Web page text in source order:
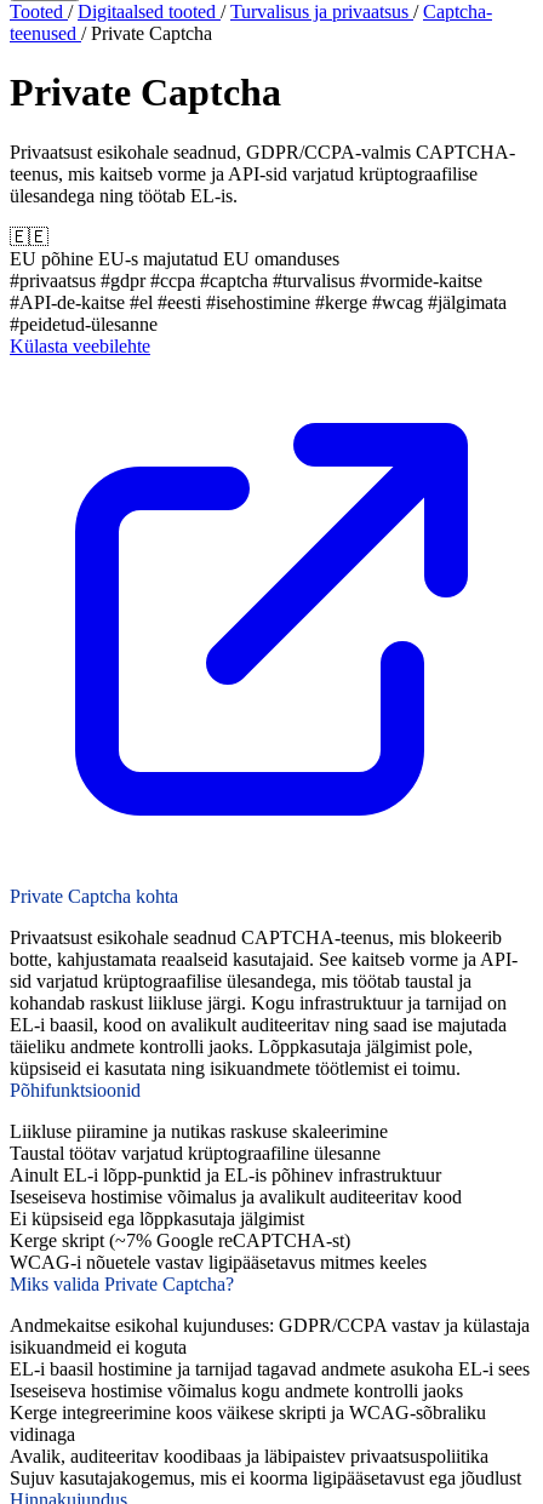
Tooted / Digitaalsed tooted / Turvalisus ja privaatsus / Captcha-
teenused / Private Captcha
Private Captcha
Privaatsust esikohale seadnud, GDPR/CCPA-valmis CAPTCHA-
teenus, mis kaitseb vorme ja API-sid varjatud krüptograafilise
ülesandega ning töötab EL-is.
🇪🇪
EU põhine EU-s majutatud EU omanduses
#privaatsus #gdpr#ccpa #captcha #turvalisus #vormide-kaitse
#API-de-kaitse #el #eesti #isehostimine #kerge #wcag #jälgimata
#peidetud-ülesanne
Külasta veebilehte
Private Captcha kohta
Privaatsust esikohale seadnud CAPTCHA-teenus, mis blokeerib
botte, kahjustamata reaalseid kasutajaid. See kaitseb vorme ja API-
sid varjatud krüptograafilise ülesandega, mis töötab taustal ja
kohandab raskust liikluse järgi. Kogu infrastruktuur ja tarnijad on
EL-i baasil, kood on avalikult auditeeritav ning saad ise majutada
täieliku andmete kontrolli jaoks. Lõppkasutaja jälgimist pole,
küpsiseid ei kasutata ning isikuandmete töötlemist ei toimu.
Põhifunktsioonid
Liikluse piiramine ja nutikas raskuse skaleerimine
Taustal töötav varjatud krüptograafiline ülesanne
Ainult EL-i lõpp-punktid ja EL-is põhinev infrastruktuur
Iseseiseva hostimise võimalus ja avalikult auditeeritav kood
Ei küpsiseid ega lõppkasutaja jälgimist
Kerge skript (~7% Google reCAPTCHA-st)
WCAG-i nõuetele vastav ligipääsetavus mitmes keeles
Miks valida Private Captcha?
Andmekaitse esikohal kujunduses: GDPR/CCPA vastav ja külastaja
isikuandmeid ei koguta
EL-i baasil hostimine ja tarnijad tagavad andmete asukoha EL-i sees
Iseseiseva hostimise võimalus kogu andmete kontrolli jaoks
Kerge integreerimine koos väikese skripti ja WCAG-sõbraliku
vidinaga
Avalik, auditeeritav koodibaas ja läbipaistev privaatsuspoliitika
Sujuv kasutajakogemus, mis ei koorma ligipääsetavust ega jõudlust
Hinnakujundus